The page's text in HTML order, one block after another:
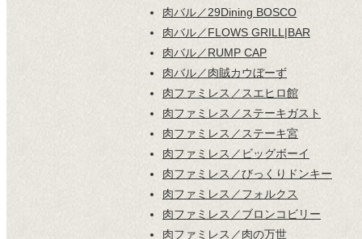
肉バル／29Dining BOSCO
肉バル／FLOWS GRILL|BAR
肉バル／RUMP CAP
肉バル／肉賊カウぼーず
肉ファミレス／スエヒロ館
肉ファミレス／ステーキガスト
肉ファミレス／ステーキ宮
肉ファミレス／ビッグボーイ
肉ファミレス／びっくりドンキー
肉ファミレス／フォルクス
肉ファミレス／ブロンコビリー
肉ファミレス／肉の万世